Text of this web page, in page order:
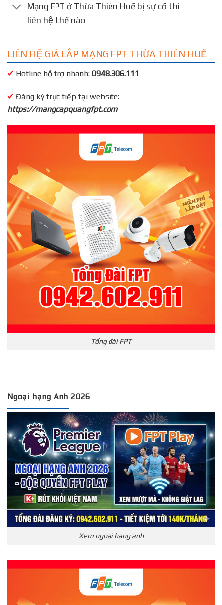
Mạng FPT ở Thừa Thiên Huế bị sự cố thì
liên hệ thế nào
LIÊN HỆ GIÁ LẮP MẠNG FPT THỪA THIÊN HUẾ
✔ Hotline hỗ trợ nhanh: 0948.306.111
✔ Đăng ký trực tiếp tại website:
https://mangcapquangfpt.com
Tổng đài FPT
Ngoại hạng Anh 2026
Xem ngoại hạng anh